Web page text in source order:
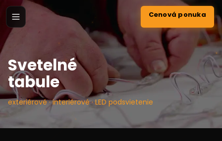
Cenová ponuka
Svetelné
tabule
exteriérové · interiérové · LED podsvietenie